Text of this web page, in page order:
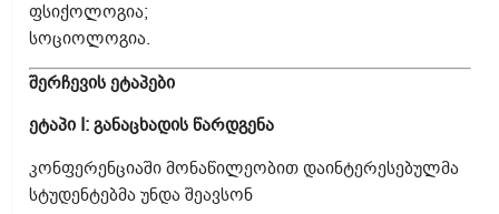
ფსიქოლოგია;
სოციოლოგია.
შერჩევის ეტაპები
ეტაპი I: განაცხადის წარდგენა
კონფერენციაში მონაწილეობით დაინტერესებულმა
სტუდენტებმა უნდა შეავსონ